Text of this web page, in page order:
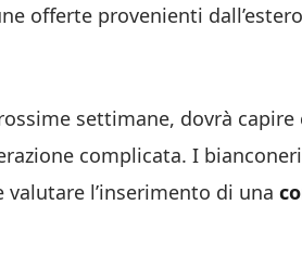
offerte provenienti
settimane, dovrà
complicata. I
valutare l’inserimento di una